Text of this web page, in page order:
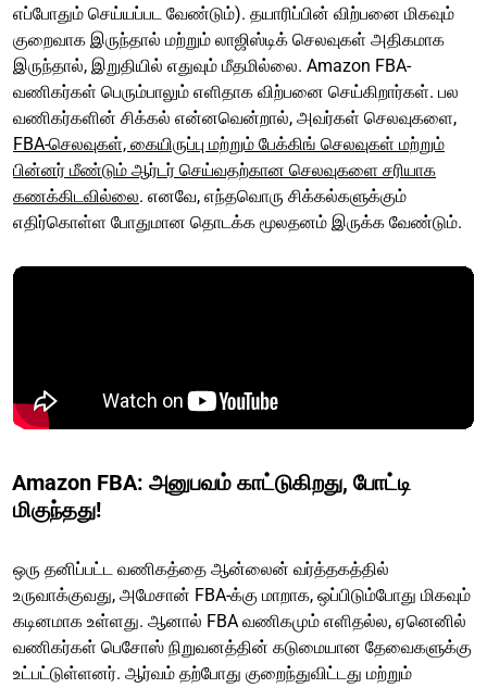
எப்போதும் செய்யப்பட வேண்டும்). தயாரிப்பின் விற்பனை மிகவும்
குறைவாக இருந்தால் மற்றும் லாஜிஸ்டிக் செலவுகள் அதிகமாக
இருந்தால், இறுதியில் எதுவும் மீதமில்லை. Amazon FBA-
வணிகர்கள் பெரும்பாலும் எளிதாக விற்பனை செய்கிறார்கள். பல
வணிகர்களின் சிக்கல் என்னவென்றால், அவர்கள் செலவுகளை,
FBA-செலவுகள், கையிருப்பு மற்றும் பேக்கிங் செலவுகள் மற்றும்
பின்னர் மீண்டும் ஆர்டர் செய்வதற்கான செலவுகளை சரியாக
கணக்கிடவில்லை. எனவே, எந்தவொரு சிக்கல்களுக்கும்
எதிர்கொள்ள போதுமான தொடக்க மூலதனம் இருக்க வேண்டும்.
Amazon FBA: அனுபவம் காட்டுகிறது, போட்டி
மிகுந்தது!
ஒரு தனிப்பட்ட வணிகத்தை ஆன்லைன் வர்த்தகத்தில்
உருவாக்குவது, அமேசான் FBA-க்கு மாறாக, ஒப்பிடும்போது மிகவும்
கடினமாக உள்ளது. ஆனால் FBA வணிகமும் எளிதல்ல, ஏனெனில்
வணிகர்கள் பெசோஸ் நிறுவனத்தின் கடுமையான தேவைகளுக்கு
உட்பட்டுள்ளனர். ஆர்வம் தற்போது குறைந்துவிட்டது மற்றும்